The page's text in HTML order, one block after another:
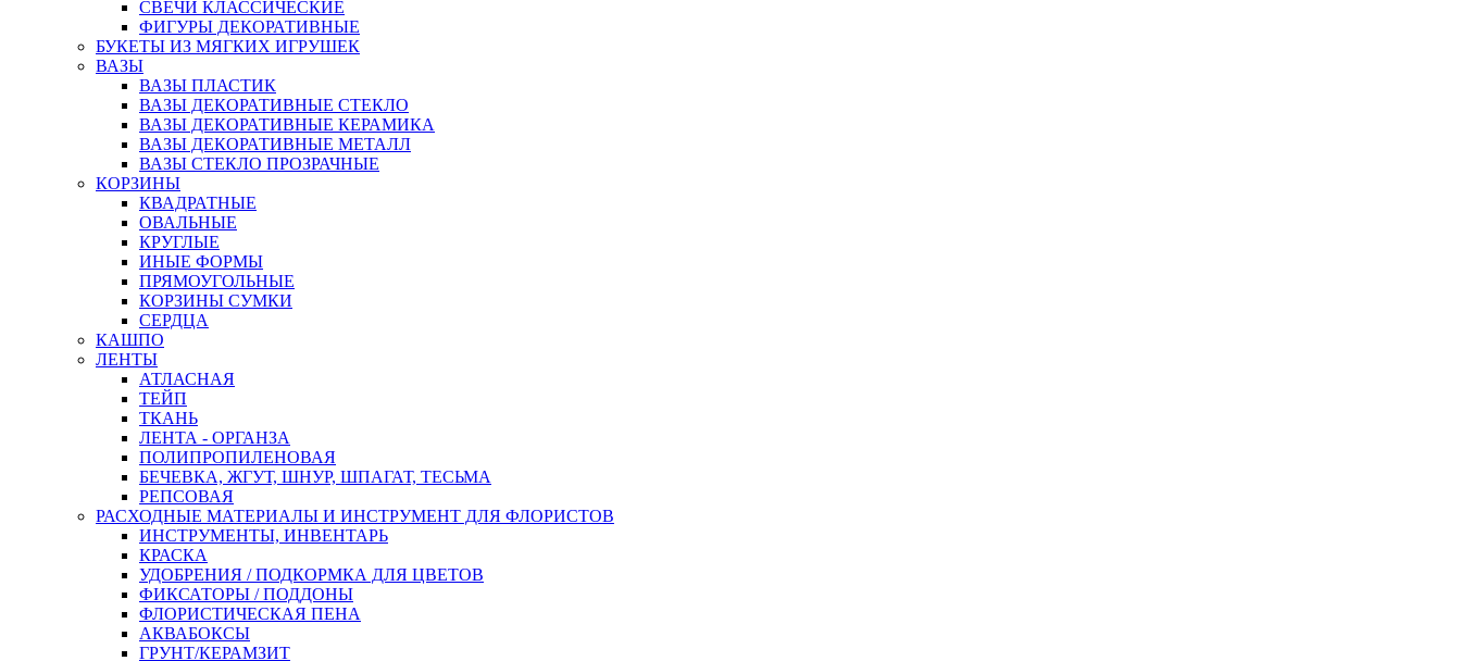
СВЕЧИ КЛАССИЧЕСКИЕ
ФИГУРЫ ДЕКОРАТИВНЫЕ
БУКЕТЫ ИЗ МЯГКИХ ИГРУШЕК
ВАЗЫ
ВАЗЫ ПЛАСТИК
ВАЗЫ ДЕКОРАТИВНЫЕ СТЕКЛО
ВАЗЫ ДЕКОРАТИВНЫЕ КЕРАМИКА
ВАЗЫ ДЕКОРАТИВНЫЕ МЕТАЛЛ
ВАЗЫ СТЕКЛО ПРОЗРАЧНЫЕ
КОРЗИНЫ
КВАДРАТНЫЕ
ОВАЛЬНЫЕ
КРУГЛЫЕ
ИНЫЕ ФОРМЫ
ПРЯМОУГОЛЬНЫЕ
КОРЗИНЫ СУМКИ
СЕРДЦА
КАШПО
ЛЕНТЫ
АТЛАСНАЯ
ТЕЙП
ТКАНЬ
ЛЕНТА - ОРГАНЗА
ПОЛИПРОПИЛЕНОВАЯ
БЕЧЕВКА, ЖГУТ, ШНУР, ШПАГАТ, ТЕСЬМА
РЕПСОВАЯ
РАСХОДНЫЕ МАТЕРИАЛЫ И ИНСТРУМЕНТ ДЛЯ ФЛОРИСТОВ
ИНСТРУМЕНТЫ, ИНВЕНТАРЬ
КРАСКА
УДОБРЕНИЯ / ПОДКОРМКА ДЛЯ ЦВЕТОВ
ФИКСАТОРЫ / ПОДДОНЫ
ФЛОРИСТИЧЕСКАЯ ПЕНА
АКВАБОКСЫ
ГРУНТ/КЕРАМЗИТ